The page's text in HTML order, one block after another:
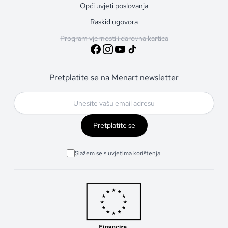
Opći uvjeti poslovanja
Raskid ugovora
Program vjernosti i darovna kartica
Pretplatite se na Menart newsletter
Pretplatite se
Slažem se s uvjetima korištenja.